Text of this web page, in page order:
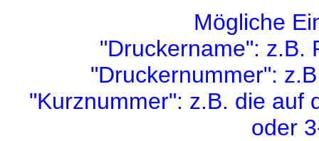
Mögliche
"Druckername": z.B.
"Druckernummer":
"Kurznummer": z.B. die auf
oder